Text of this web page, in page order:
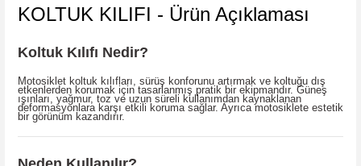
KOLTUK KILIFI - Ürün Açıklaması
Koltuk Kılıfı Nedir?
Motosiklet koltuk kılıfları, sürüş konforunu artırmak ve koltuğu dış
etkenlerden korumak için tasarlanmış pratik bir ekipmandır. Güneş
ışınları, yağmur, toz ve uzun süreli kullanımdan kaynaklanan
deformasyonlara karşı etkili koruma sağlar. Ayrıca motosiklete estetik
bir görünüm kazandırır.